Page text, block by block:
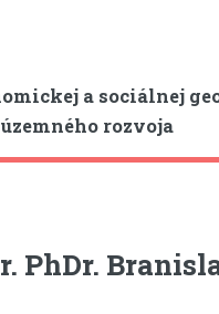
a sociálnej
rozvoja
PhDr.